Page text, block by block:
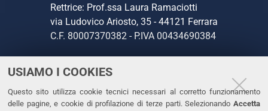
USIAMO I COOKIES
Questo sito utilizza cookie tecnici necessari al corretto funzionamento
delle pagine, e cookie di profilazione di terze parti. Selezionando Accetta
Rettrice: Prof.ssa Laura Ramaciotti
via Ludovico Ariosto, 35 - 44121 Ferrara
C.F. 80007370382 - P.IVA 00434690384
CONTATTI
Tel. +39 0532 293111